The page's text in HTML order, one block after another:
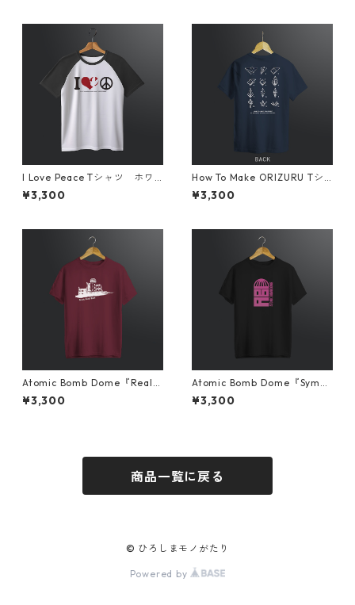
I Love Peace Tシャツ ホワ
イト×ブラック
¥3,300
How To Make ORIZURU Tシ
ャツ ネイビー
¥3,300
Atomic Bomb Dome『Real』
Tシャツ えんじ
¥3,300
Atomic Bomb Dome『Symbo
l』Tシャツ ブラック
¥3,300
商品一覧に戻る
© ひろしまモノがたり
Powered by